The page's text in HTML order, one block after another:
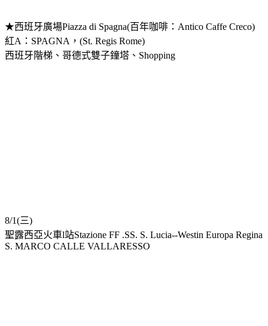
★西班牙廣場Piazza di Spagna(百年咖啡：Antico Caffe Creco)
紅A：SPAGNA，(St. Regis Rome)
西班牙階梯、哥德式雙子鐘塔、Shopping
8/1(三)
聖露西亞火車l站Stazione FF .SS. S. Lucia--Westin Europa Regina
S. MARCO CALLE VALLARESSO